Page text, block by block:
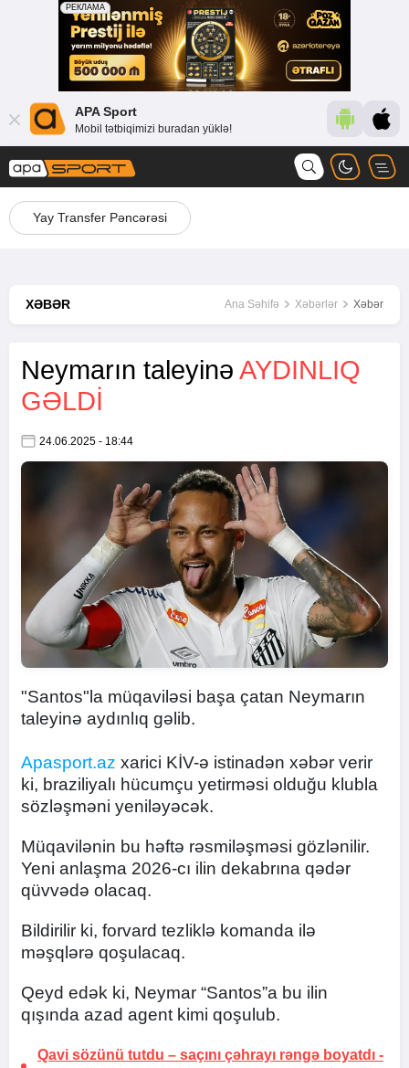
APA Sport
Mobil tətbiqimizi buradan yüklə!
Yay Transfer Pəncərəsi
XƏBƏR Ana Səhifə Xəbərlər Xəbər
Neymarın taleyinə AYDINLIQ
GƏLDİ
24.06.2025 - 18:44
"Santos"la müqaviləsi başa çatan Neymarın
taleyinə aydınlıq gəlib.
Apasport.az xarici KİV-ə istinadən xəbər verir
ki, braziliyalı hücumçu yetirməsi olduğu klubla
sözləşməni yeniləyəcək.
Müqavilənin bu həftə rəsmiləşməsi gözlənilir.
Yeni anlaşma 2026-cı ilin dekabrına qədər
qüvvədə olacaq.
Bildirilir ki, forvard tezliklə komanda ilə
məşqlərə qoşulacaq.
Qeyd edək ki, Neymar “Santos”a bu ilin
qışında azad agent kimi qoşulub.
Qavi sözünü tutdu – saçını çəhrayı rəngə boyatdı -